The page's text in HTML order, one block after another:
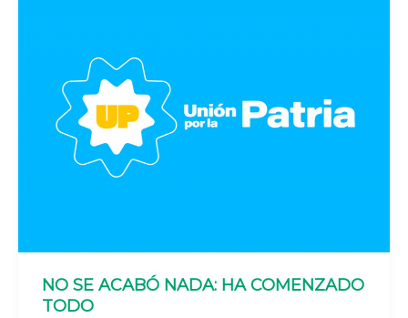
NO SE ACABÓ NADA: HA COMENZADO
TODO